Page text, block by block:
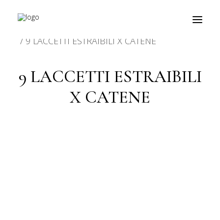
prodotti
about
9 LACCETTI ESTRAIBILI X CATENE
9 LACCETTI ESTRAIBILI
X CATENE